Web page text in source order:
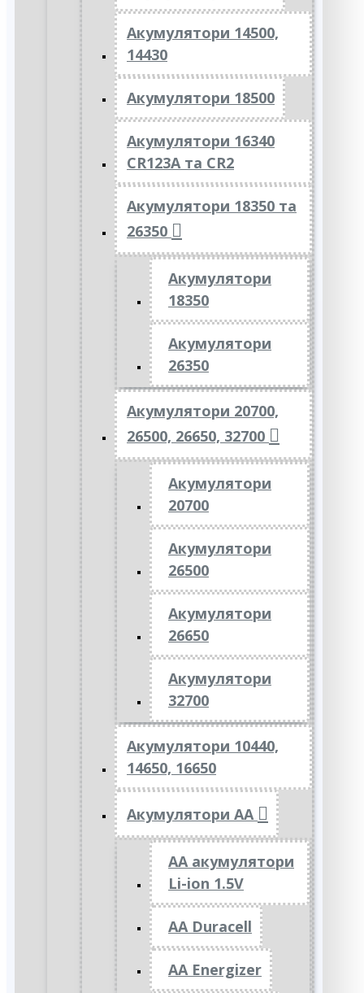
Акумулятори 14500,
14430
Акумулятори 18500
Акумулятори 16340
CR123A та CR2
Акумулятори 18350 та
26350
Акумулятори
18350
Акумулятори
26350
Акумулятори 20700,
26500, 26650, 32700
Акумулятори
20700
Акумулятори
26500
Акумулятори
26650
Акумулятори
32700
Акумулятори 10440,
14650, 16650
Акумулятори АА
AA акумулятори
Li-ion 1.5V
AA Duracell
AA Energizer